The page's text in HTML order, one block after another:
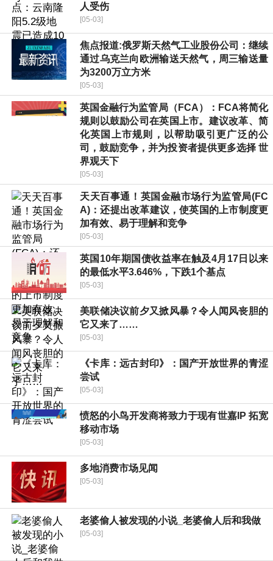
人受伤
[05-03]
焦点报道:俄罗斯天然气工业股份公司：继续
通过乌克兰向欧洲输送天然气，周三输送量
为3200万立方米
[05-03]
英国金融行为监管局（FCA）：FCA将简化
规则以鼓励公司在英国上市。建议改革、简
化英国上市规则，以帮助吸引更广泛的公
司，鼓励竞争，并为投资者提供更多选择 世
界观天下
[05-03]
天天百事通！英国金融市场行为监管局(FC
A)：还提出改革建议，使英国的上市制度更
加有效、易于理解和竞争
[05-03]
英国10年期国债收益率在触及4月17日以来
的最低水平3.646%，下跌1个基点
[05-03]
美联储决议前夕又掀风暴？令人闻风丧胆的
它又来了……
[05-03]
《卡库：远古封印》：国产开放世界的青涩
尝试
[05-03]
愤怒的小鸟开发商将致力于现有世嘉IP 拓宽
移动市场
[05-03]
多地消费市场见闻
[05-03]
老婆偷人被发现的小说_老婆偷人后和我做
[05-03]